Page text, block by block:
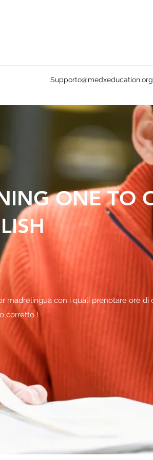
Supporto@medxeducation.org
ONE TO
madrelingua con i quali prenotare ore
corretto !